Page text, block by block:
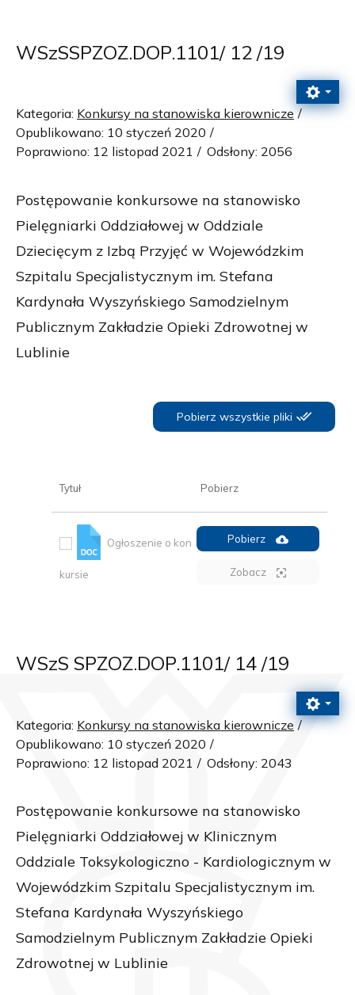
WSzSSPZOZ.DOP.1101/ 12 /19
Kategoria: Konkursy na stanowiska kierownicze
Opublikowano: 10 styczeń 2020
Poprawiono: 12 listopad 2021
Odsłony: 2056
Postępowanie konkursowe na stanowisko
Pielęgniarki Oddziałowej w Oddziale
Dziecięcym z Izbą Przyjęć w Wojewódzkim
Szpitalu Specjalistycznym im. Stefana
Kardynała Wyszyńskiego Samodzielnym
Publicznym Zakładzie Opieki Zdrowotnej w
Lublinie
Pobierz wszystkie pliki
Tytuł Pobierz
Ogłoszenie o kon
kursie
Pobierz
Zobacz
WSzS SPZOZ.DOP.1101/ 14 /19
Kategoria: Konkursy na stanowiska kierownicze
Opublikowano: 10 styczeń 2020
Poprawiono: 12 listopad 2021
Odsłony: 2043
Postępowanie konkursowe na stanowisko
Pielęgniarki Oddziałowej w Klinicznym
Oddziale Toksykologiczno - Kardiologicznym w
Wojewódzkim Szpitalu Specjalistycznym im.
Stefana Kardynała Wyszyńskiego
Samodzielnym Publicznym Zakładzie Opieki
Zdrowotnej w Lublinie